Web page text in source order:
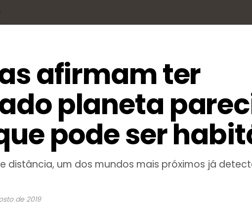
afirmam ter
planeta
pode ser
distância, um dos mundos mais próximos já
de 2019